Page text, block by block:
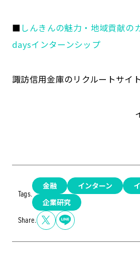
■ しんきんの魅力・地域貢献の
daysインターンシップ
諏訪信用金庫のリクルートサイ
Tags.
金融 インターン
企業研究
Share.